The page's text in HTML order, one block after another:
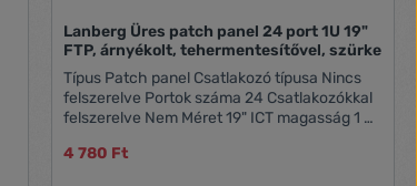
Lanberg Üres patch panel 24 port 1U 19"
FTP, árnyékolt, tehermentesítővel, szürke
Típus Patch panel Csatlakozó típusa Nincs
felszerelve Portok száma 24 Csatlakozókkal
felszerelve Nem Méret 19" ICT magasság 1 U
Horganyzott acél A kikötők azonosítása
4 780 Ft